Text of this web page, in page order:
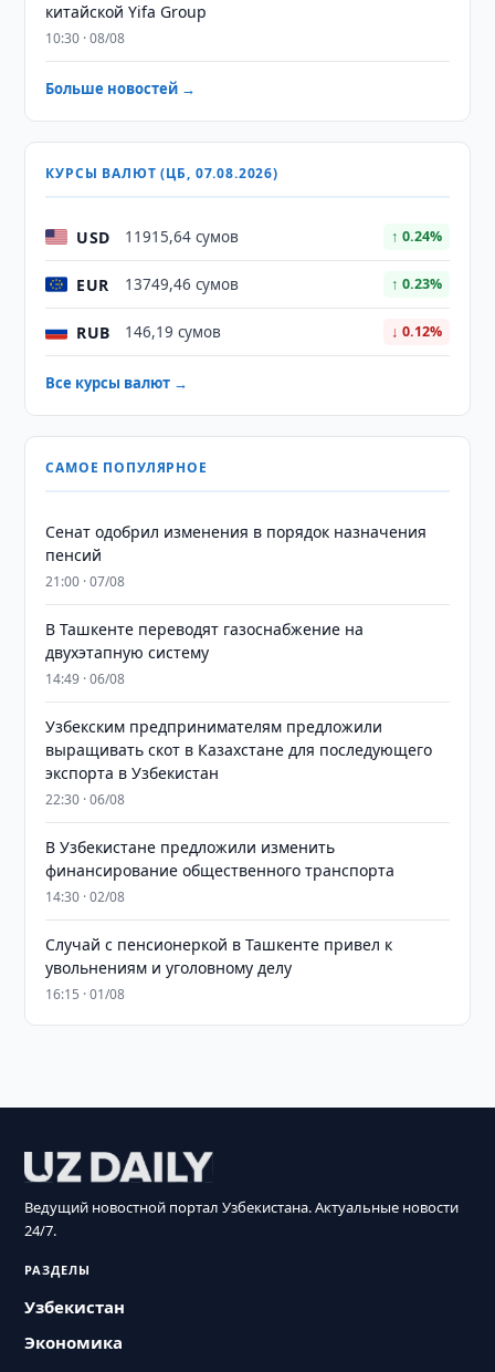
китайской Yifa Group
10:30 · 08/08
Больше новостей →
КУРСЫ ВАЛЮТ (ЦБ, 07.08.2026)
USD 11915,64 сумов ↑ 0.24%
EUR 13749,46 сумов ↑ 0.23%
RUB 146,19 сумов ↓ 0.12%
Все курсы валют →
САМОЕ ПОПУЛЯРНОЕ
Сенат одобрил изменения в порядок назначения
пенсий
21:00 · 07/08
В Ташкенте переводят газоснабжение на
двухэтапную систему
14:49 · 06/08
Узбекским предпринимателям предложили
выращивать скот в Казахстане для последующего
экспорта в Узбекистан
22:30 · 06/08
В Узбекистане предложили изменить
финансирование общественного транспорта
14:30 · 02/08
Случай с пенсионеркой в Ташкенте привел к
увольнениям и уголовному делу
16:15 · 01/08
Ведущий новостной портал Узбекистана. Актуальные новости
24/7.
РАЗДЕЛЫ
Узбекистан
Экономика